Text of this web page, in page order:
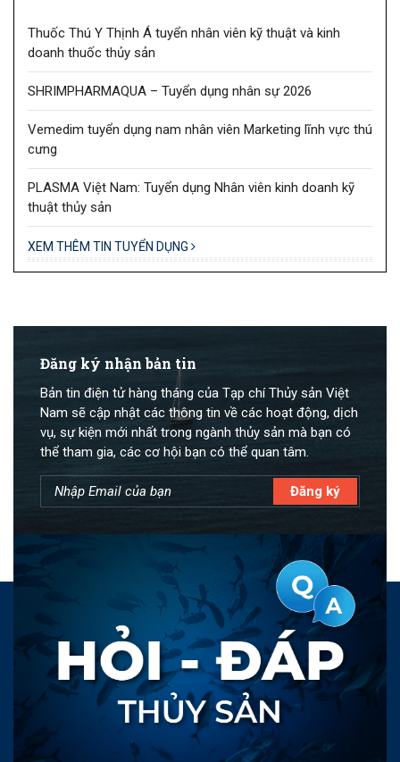
Thuốc Thú Y Thịnh Á tuyển nhân viên kỹ thuật và kinh
doanh thuốc thủy sản
SHRIMPHARMAQUA – Tuyển dụng nhân sự 2026
Vemedim tuyển dụng nam nhân viên Marketing lĩnh vực thú
cưng
PLASMA Việt Nam: Tuyển dụng Nhân viên kinh doanh kỹ
thuật thủy sản
XEM THÊM TIN TUYỂN DỤNG
Đăng ký nhận bản tin
Bản tin điện tử hàng tháng của Tạp chí Thủy sản Việt
Nam sẽ cập nhật các thông tin về các hoạt động, dịch
vụ, sự kiện mới nhất trong ngành thủy sản mà bạn có
thể tham gia, các cơ hội bạn có thể quan tâm.